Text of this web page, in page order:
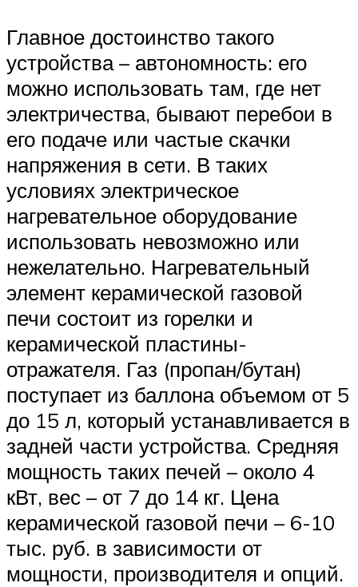
Главное достоинство такого
устройства – автономность: его
можно использовать там, где нет
электричества, бывают перебои в
его подаче или частые скачки
напряжения в сети. В таких
условиях электрическое
нагревательное оборудование
использовать невозможно или
нежелательно. Нагревательный
элемент керамической газовой
печи состоит из горелки и
керамической пластины-
отражателя. Газ (пропан/бутан)
поступает из баллона объемом от 5
до 15 л, который устанавливается в
задней части устройства. Средняя
мощность таких печей – около 4
кВт, вес – от 7 до 14 кг. Цена
керамической газовой печи – 6-10
тыс. руб. в зависимости от
мощности, производителя и опций.